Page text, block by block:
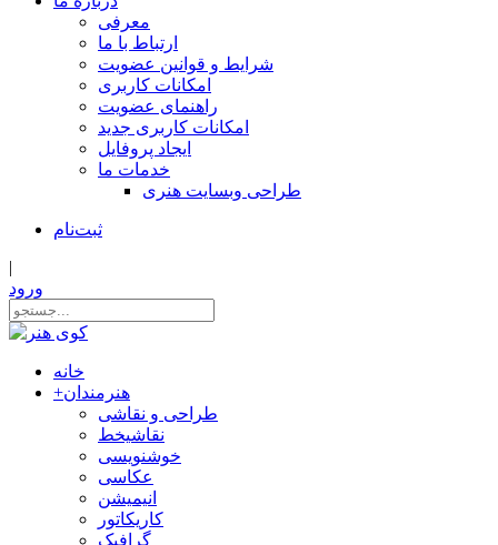
معرفی
ارتباط با ما
شرایط و قوانین عضویت
امکانات کاربری
راهنمای عضویت
امکانات کاربری جدید
ایجاد پروفایل
خدمات ما
طراحی وبسایت هنری
ثبت‌نام
|
ورود
خانه
+هنرمندان
طراحی و نقاشی
نقاشیخط
خوشنویسی
عکاسی
انیمیشن
کاریکاتور
گرافیک